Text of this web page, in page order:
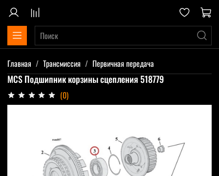
Главная Трансмиссия Первичная передача
MCS Подшипник корзины сцепления 518779
(0)